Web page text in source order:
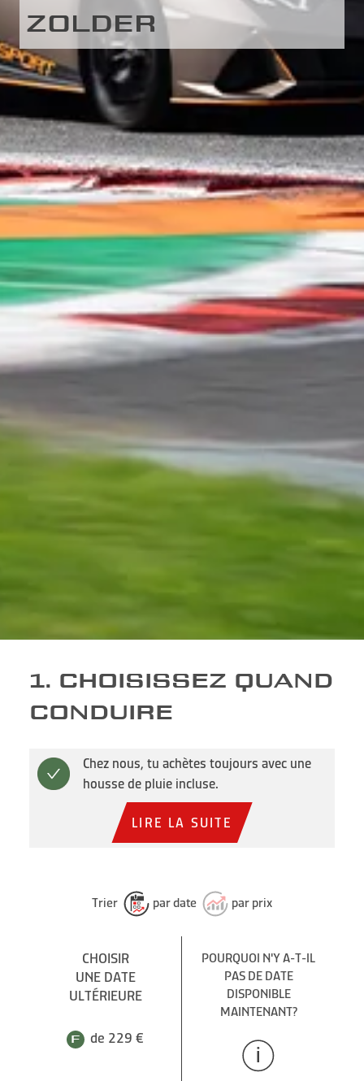
ZOLDER
1. CHOISISSEZ QUAND
CONDUIRE
Chez nous, tu achètes toujours avec une
housse de pluie incluse.
LIRE LA SUITE
Trier par date par prix
CHOISIR
UNE DATE
ULTÉRIEURE
de 229 €
POURQUOI N'Y A-T-IL
PAS DE DATE
DISPONIBLE
MAINTENANT?